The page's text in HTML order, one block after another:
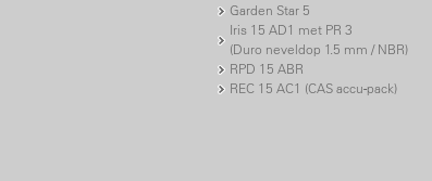
Garden Star 5
Iris 15 AD1 met PR 3
(Duro neveldop 1.5 mm / NBR)
RPD 15 ABR
REC 15 AC1 (CAS accu-pack)